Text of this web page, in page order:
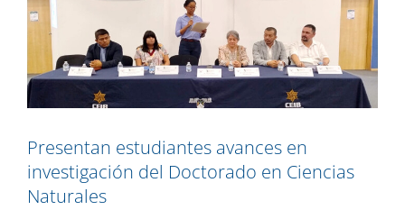
Presentan estudiantes avances en
investigación del Doctorado en Ciencias
Naturales